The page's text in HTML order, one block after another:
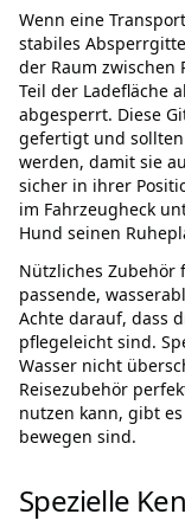
Wenn eine
stabiles
der Raum zwischen
Teil der Ladefläche
abgesperrt. Diese
gefertigt und
werden, damit sie
sicher in ihrer
im Fahrzeugheck
Hund seinen
Nützliches Zubehör
passende,
Achte darauf, dass
pflegeleicht sind.
Wasser nicht
Reisezubehör
nutzen kann, gibt
bewegen sind.
Spezielle